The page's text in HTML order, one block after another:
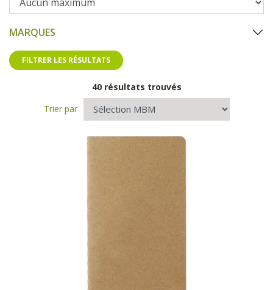
MARQUES
FILTRER LES RÉSULTATS
40 résultats trouvés
Trier par